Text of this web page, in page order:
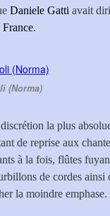
Daniele Gatti avait
(Norma)
la plus
de reprise aux
à la fois, flûtes
de cordes ainsi
la moindre emphase.